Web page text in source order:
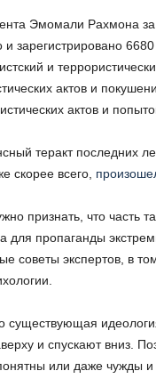
Эмомали Рахмона
зарегистрировано 6680
и
актов и
актов и
теракт последних
скорее всего,
признать, что часть
для пропаганды
советы экспертов, в
существующая
и спускают вниз.
или даже чужды и